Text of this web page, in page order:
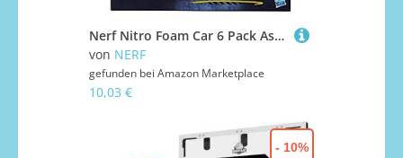
Nerf Nitro Foam Car 6 Pack Assortment Toys
von NERF
gefunden bei Amazon Marketplace
10,03 €
- 10%